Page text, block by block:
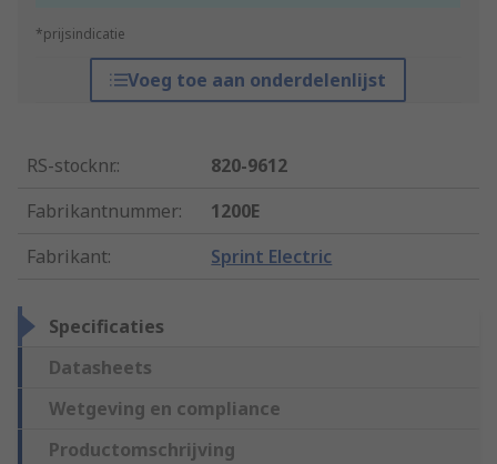
*prijsindicatie
Voeg toe aan onderdelenlijst
RS-stocknr.:
820-9612
Fabrikantnummer:
1200E
Fabrikant: Sprint Electric
Specificaties
Datasheets
Wetgeving en compliance
Productomschrijving